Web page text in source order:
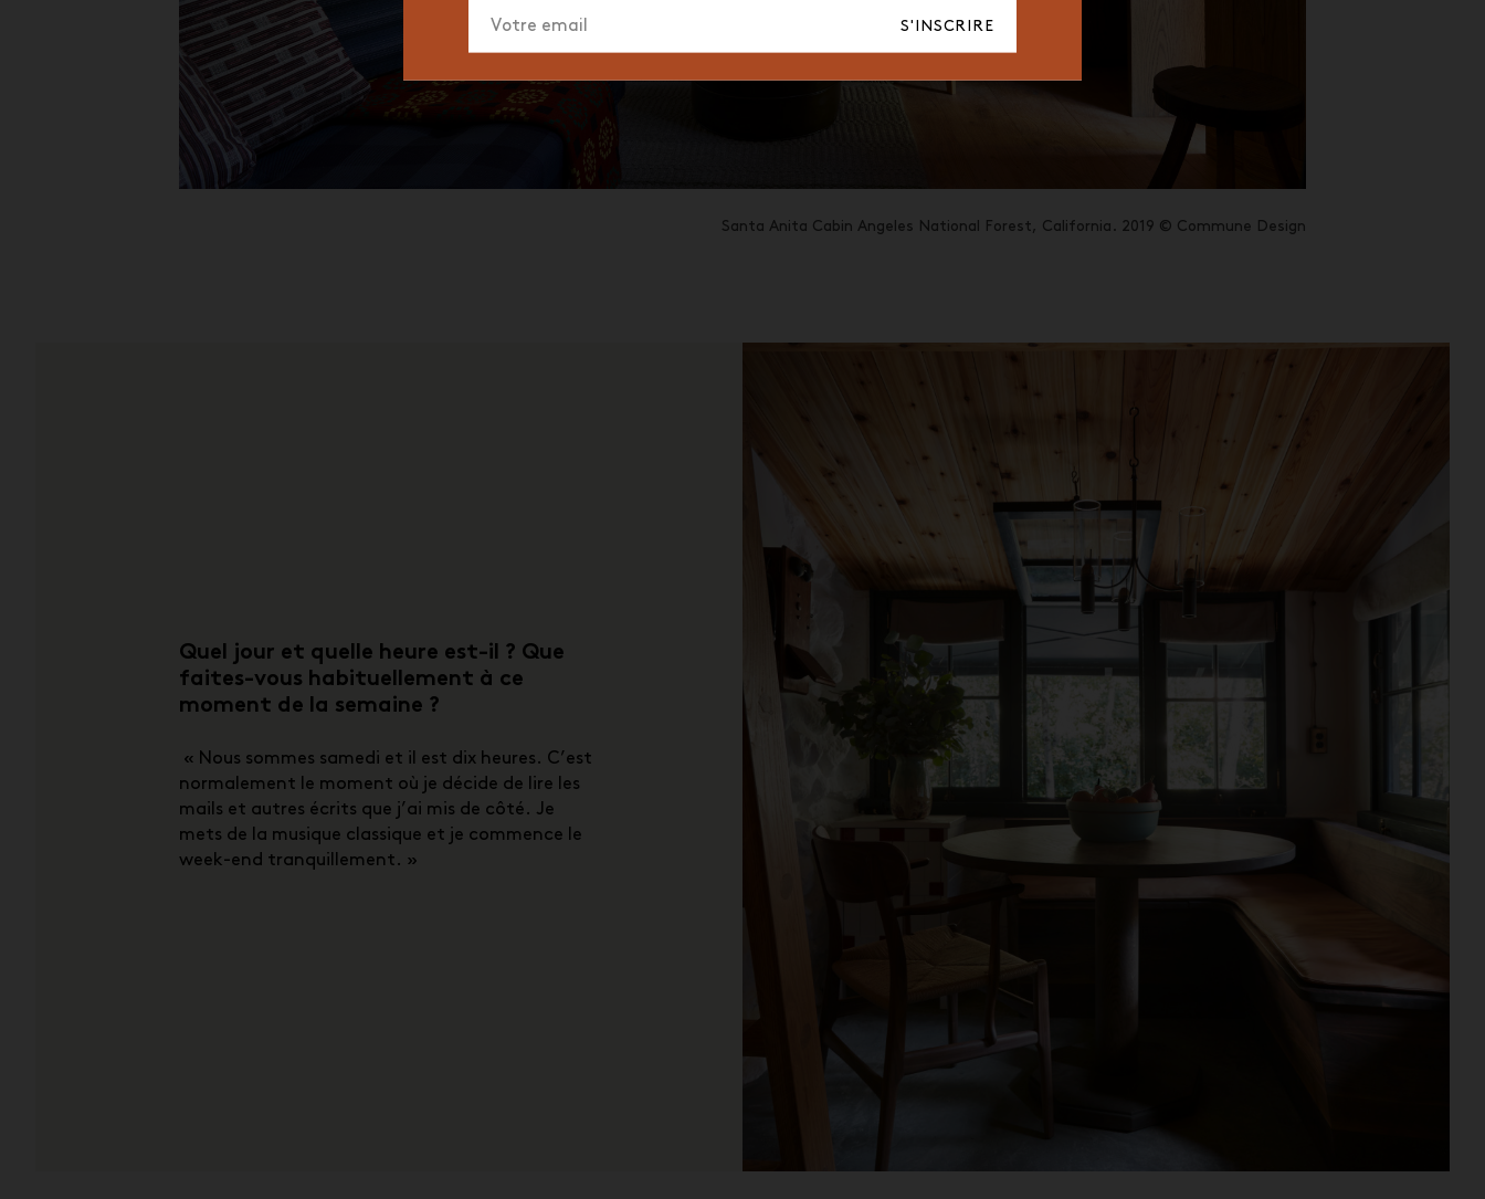
Santa Anita Cabin Angeles National Forest, California. 2019 © Commune Design
Quel jour et quelle heure est-il ? Que
faites-vous habituellement à ce
moment de la semaine ?
« Nous sommes samedi et il est dix heures. C’est
normalement le moment où je décide de lire les
mails et autres écrits que j’ai mis de côté. Je
mets de la musique classique et je commence le
week-end tranquillement. »
S'INSCRIRE